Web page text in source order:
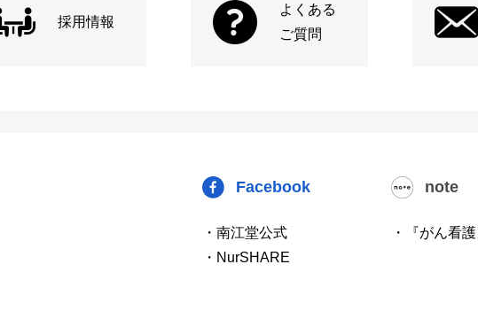
採用情報
よくある
ご質問
Facebook
・南江堂公式
・NurSHARE
note
・『がん看